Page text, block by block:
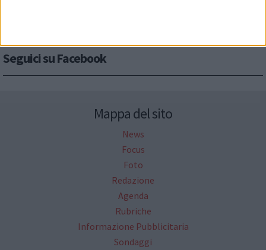
Seguici su Facebook
Mappa del sito
News
Focus
Foto
Redazione
Agenda
Rubriche
Informazione Pubblicitaria
Sondaggi